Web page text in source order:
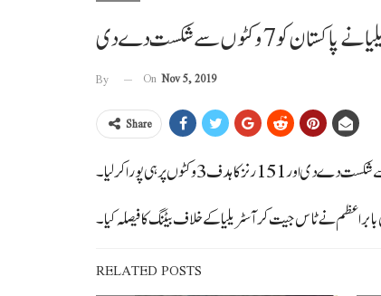
By On Nov 5, 2019
Share
RELATED POSTS